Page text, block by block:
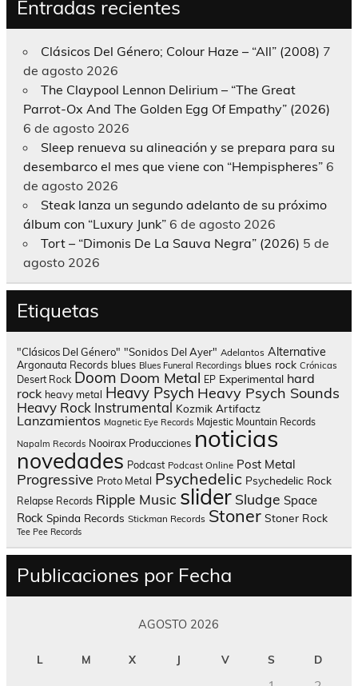
Entradas recientes
Clásicos Del Género; Colour Haze – “All” (2008) 7
de agosto 2026
The Claypool Lennon Delirium – “The Great
Parrot-Ox And The Golden Egg Of Empathy” (2026)
6 de agosto 2026
Sleep renueva su alineación y se prepara para su
desembarco el mes que viene con “Hempispheres” 6
de agosto 2026
Steak lanza un segundo adelanto de su próximo
álbum con “Luxury Junk” 6 de agosto 2026
Tort – “Dimonis De La Sauva Negra” (2026) 5 de
agosto 2026
Etiquetas
"Clásicos Del Género" "Sonidos Del Ayer" Adelantos Alternative
Argonauta Records blues Blues Funeral Recordings blues rock Crónicas
Desert Rock Doom Doom Metal EP Experimental hard
rock heavy metal Heavy Psych Heavy Psych Sounds
Heavy Rock Instrumental Kozmik Artifactz
Lanzamientos Magnetic Eye Records Majestic Mountain Records
Napalm Records Nooirax Producciones noticias
novedades Podcast Podcast Online Post Metal
Progressive Proto Metal Psychedelic Psychedelic Rock
Relapse Records Ripple Music slider Sludge Space
Rock Spinda Records Stickman Records Stoner Stoner Rock
Tee Pee Records
Publicaciones por Fecha
AGOSTO 2026
L M X J V S D